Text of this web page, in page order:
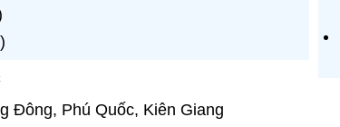
)
Đông, Phú Quốc, Kiên Giang